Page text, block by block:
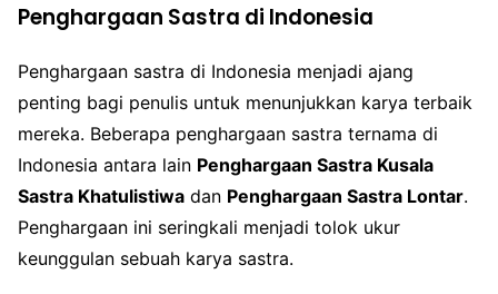
Penghargaan Sastra di Indonesia
Penghargaan sastra di Indonesia menjadi ajang
penting bagi penulis untuk menunjukkan karya terbaik
mereka. Beberapa penghargaan sastra ternama di
Indonesia antara lain Penghargaan Sastra Kusala
Sastra Khatulistiwa dan Penghargaan Sastra Lontar.
Penghargaan ini seringkali menjadi tolok ukur
keunggulan sebuah karya sastra.